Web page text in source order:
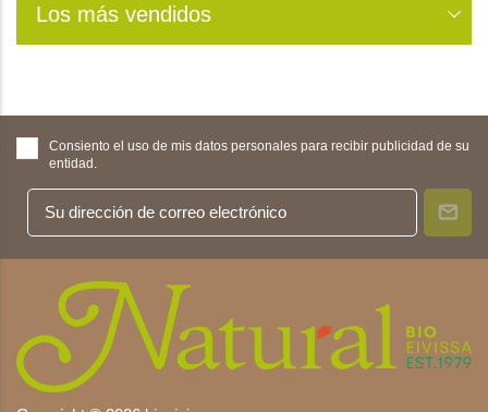
Los más vendidos
Consiento el uso de mis datos personales para recibir publicidad de su
entidad.